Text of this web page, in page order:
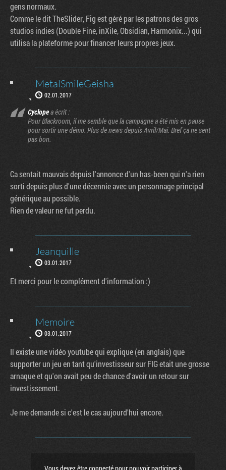
gens normaux.
Comme le dit TheSlider, Fig est géré par les patrons des gros
studios indies (Double Fine, inXile, Obsidian, Harmonix...) qui
utilisa la plateforme pour financer leurs propres jeux.
MetalSmileGeisha
02.01.2017
Cyclopea écrit :
Pour Blackroom, il me semble que la campagne a été mis en pause
pour sortir une démo. Plus de news depuis Avril/Mai. Bref ça ne sent
pas bon.
Ca sentait mauvais depuis l'annonce d'un has-been qui n'a rien
sorti depuis plus d'une décennie avec un personnage principal
générique au possible.
Rien de valeur ne fut perdu.
Jeanquille
03.01.2017
Et merci pour le complément d'information :)
Memoire
03.01.2017
Il existe une vidéo youtube qui explique (en anglais) que
supporter un jeu en tant qu'investisseur sur FIG etait une grosse
arnaque et qu'on avait peu de chance d'avoir un retour sur
investissement.
Je me demande si c'est le cas aujourd'hui encore.